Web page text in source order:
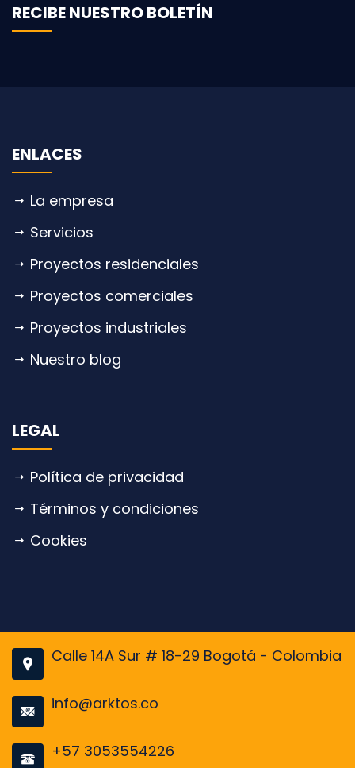
RECIBE NUESTRO BOLETÍN
ENLACES
La empresa
Servicios
Proyectos residenciales
Proyectos comerciales
Proyectos industriales
Nuestro blog
LEGAL
Política de privacidad
Términos y condiciones
Cookies
Calle 14A Sur # 18-29 Bogotá - Colombia
info@arktos.co
+57 3053554226